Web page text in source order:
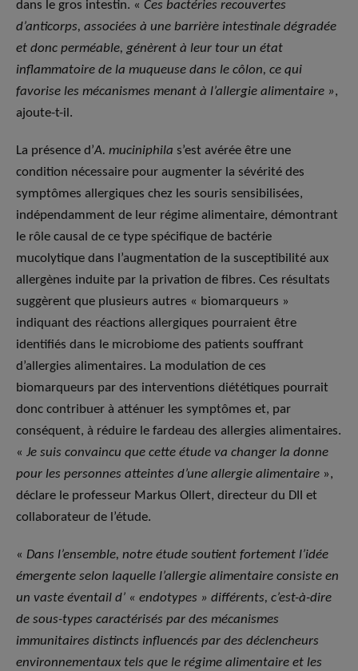
dans le gros intestin. « Ces bactéries recouvertes
d’anticorps, associées à une barrière intestinale dégradée
et donc perméable, génèrent à leur tour un état
inflammatoire de la muqueuse dans le côlon, ce qui
favorise les mécanismes menant à l’allergie alimentaire »,
ajoute-t-il.
La présence d’A. muciniphila s’est avérée être une
condition nécessaire pour augmenter la sévérité des
symptômes allergiques chez les souris sensibilisées,
indépendamment de leur régime alimentaire, démontrant
le rôle causal de ce type spécifique de bactérie
mucolytique dans l’augmentation de la susceptibilité aux
allergènes induite par la privation de fibres. Ces résultats
suggèrent que plusieurs autres « biomarqueurs »
indiquant des réactions allergiques pourraient être
identifiés dans le microbiome des patients souffrant
d’allergies alimentaires. La modulation de ces
biomarqueurs par des interventions diététiques pourrait
donc contribuer à atténuer les symptômes et, par
conséquent, à réduire le fardeau des allergies alimentaires.
« Je suis convaincu que cette étude va changer la donne
pour les personnes atteintes d’une allergie alimentaire »,
déclare le professeur Markus Ollert, directeur du DII et
collaborateur de l’étude.
« Dans l’ensemble, notre étude soutient fortement l’idée
émergente selon laquelle l’allergie alimentaire consiste en
un vaste éventail d’ « endotypes » différents, c’est-à-dire
de sous-types caractérisés par des mécanismes
immunitaires distincts influencés par des déclencheurs
environnementaux tels que le régime alimentaire et les